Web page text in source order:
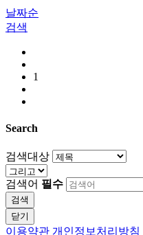
날짜순
검색
1
Search
검색대상
검색어 필수
검색
닫기
이용약관 개인정보처리방침